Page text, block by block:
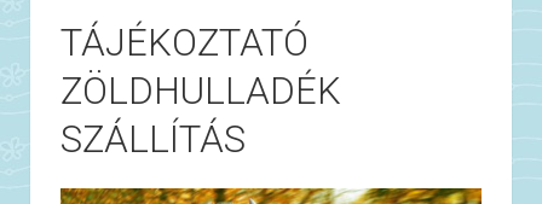
TÁJÉKOZTATÓ
ZÖLDHULLADÉK
SZÁLLÍTÁS